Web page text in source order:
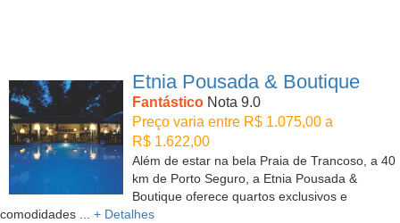
Etnia Pousada & Boutique
Fantástico Nota 9.0
Preço varia entre R$ 1.075,00 a
R$ 1.622,00
Além de estar na bela Praia de Trancoso, a 40
km de Porto Seguro, a Etnia Pousada &
Boutique oferece quartos exclusivos e
comodidades ... + Detalhes